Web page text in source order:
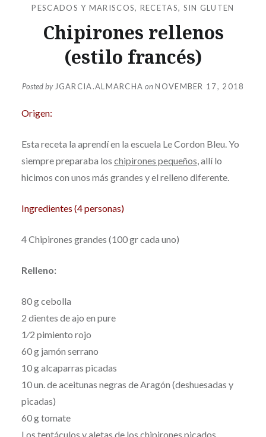
PESCADOS Y MARISCOS, RECETAS, SIN GLUTEN
Chipirones rellenos
(estilo francés)
Posted by JGARCIA.ALMARCHA onNOVEMBER 17, 2018
Origen:
Esta receta la aprendí en la escuela Le Cordon Bleu. Yo
siempre preparaba los chipirones pequeños, allí lo
hicimos con unos más grandes y el relleno diferente.
Ingredientes (4 personas)
4 Chipirones grandes (100 gr cada uno)
Relleno:
80 g cebolla
2 dientes de ajo en pure
1⁄2 pimiento rojo
60 g jamón serrano
10 g alcaparras picadas
10 un. de aceitunas negras de Aragón (deshuesadas y
picadas)
60 g tomate
Los tentáculos y aletas de los chipirones picados